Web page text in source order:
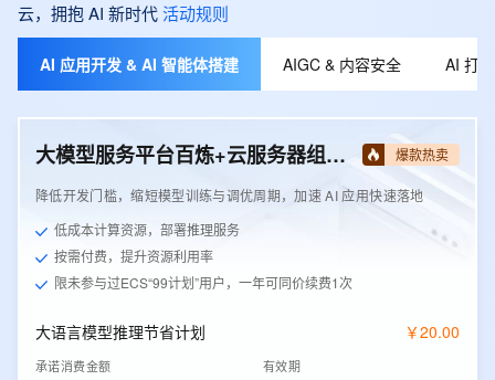
云，拥抱 AI 新时代活动规则
AI 应用开发 & AI 智能体搭建 AIGC & 内容安全 AI 打
大模型服务平台百炼+云服务器组合套餐 爆款热卖
降低开发门槛，缩短模型训练与调优周期，加速 AI 应用快速落地
低成本计算资源，部署推理服务
按需付费，提升资源利用率
限未参与过ECS“99计划”用户，一年可同价续费1次
大语言模型推理节省计划 ￥20.00
承诺消费金额 有效期